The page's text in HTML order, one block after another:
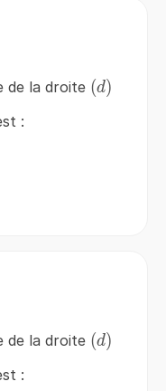
de la droite (d)
:
de la droite (d)
: